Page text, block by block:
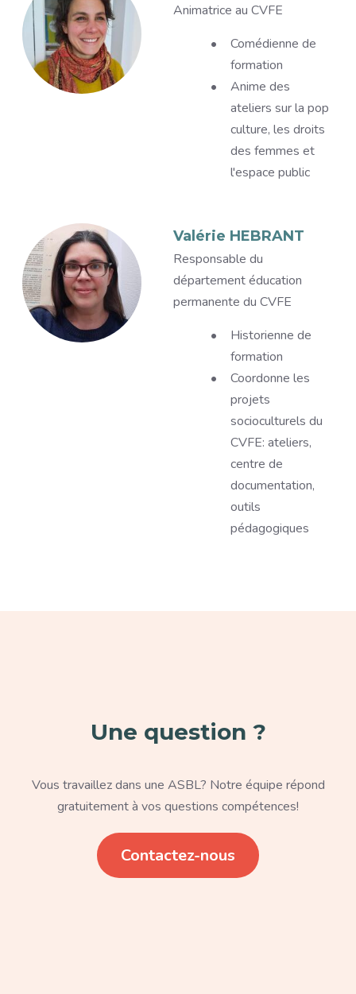
Titre
Animatrice au CVFE
DescriptionComédienne de
formation
Anime des
ateliers sur la pop
culture, les droits
des femmes et
l'espace public
Image
Valérie HEBRANT
Titre
Responsable du
département éducation
permanente du CVFE
DescriptionHistorienne de
formation
Coordonne les
projets
socioculturels du
CVFE: ateliers,
centre de
documentation,
outils
pédagogiques
Une question ?
Vous travaillez dans une ASBL? Notre équipe répond
gratuitement à vos questions compétences!
Contactez-nous